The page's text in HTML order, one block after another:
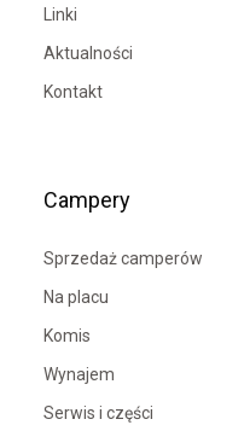
Linki
Aktualności
Kontakt
Campery
Sprzedaż camperów
Na placu
Komis
Wynajem
Serwis i części